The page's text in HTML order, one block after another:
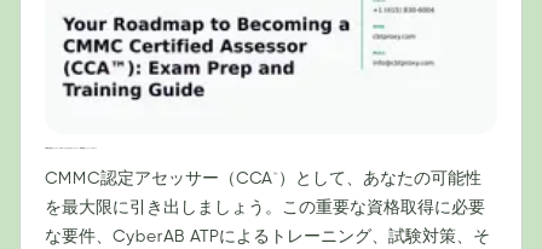
CMMC認定アセッサー（CCA™）として、あなたの可能性
を最大限に引き出しましょう。この重要な資格取得に必要
な要件、CyberAB ATPによるトレーニング、試験対策、そ